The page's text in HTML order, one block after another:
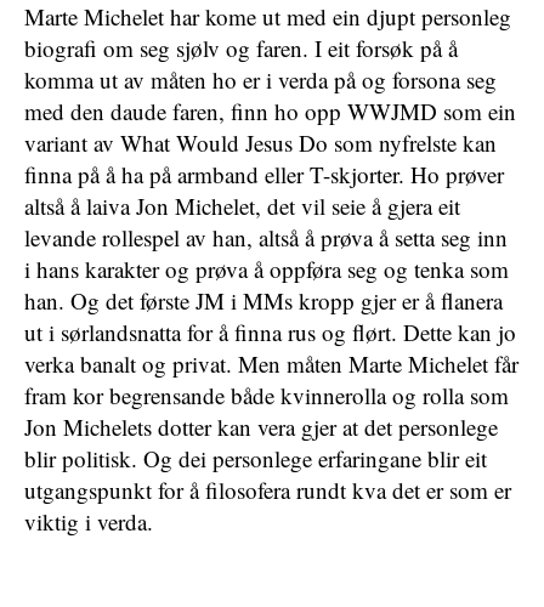
Marte Michelet har kome ut med ein djupt personleg
biografi om seg sjølv og faren. I eit forsøk på å
komma ut av måten ho er i verda på og forsona seg
med den daude faren, finn ho opp WWJMD som ein
variant av What Would Jesus Do som nyfrelste kan
finna på å ha på armband eller T-skjorter. Ho prøver
altså å laiva Jon Michelet, det vil seie å gjera eit
levande rollespel av han, altså å prøva å setta seg inn
i hans karakter og prøva å oppføra seg og tenka som
han. Og det første JM i MMs kropp gjer er å flanera
ut i sørlandsnatta for å finna rus og flørt. Dette kan jo
verka banalt og privat. Men måten Marte Michelet får
fram kor begrensande både kvinnerolla og rolla som
Jon Michelets dotter kan vera gjer at det personlege
blir politisk. Og dei personlege erfaringane blir eit
utgangspunkt for å filosofera rundt kva det er som er
viktig i verda.